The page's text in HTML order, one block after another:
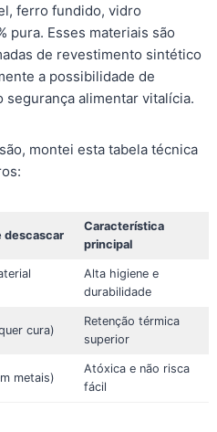
ferro fundido, vidro
pura. Esses materiais são
de revestimento sintético
a possibilidade de
alimentar vitalícia.
montei esta tabela técnica
descascar
Característica
principal
Alta higiene e
durabilidade
cura)
Retenção térmica
superior
metais)
Atóxica e não risca
fácil